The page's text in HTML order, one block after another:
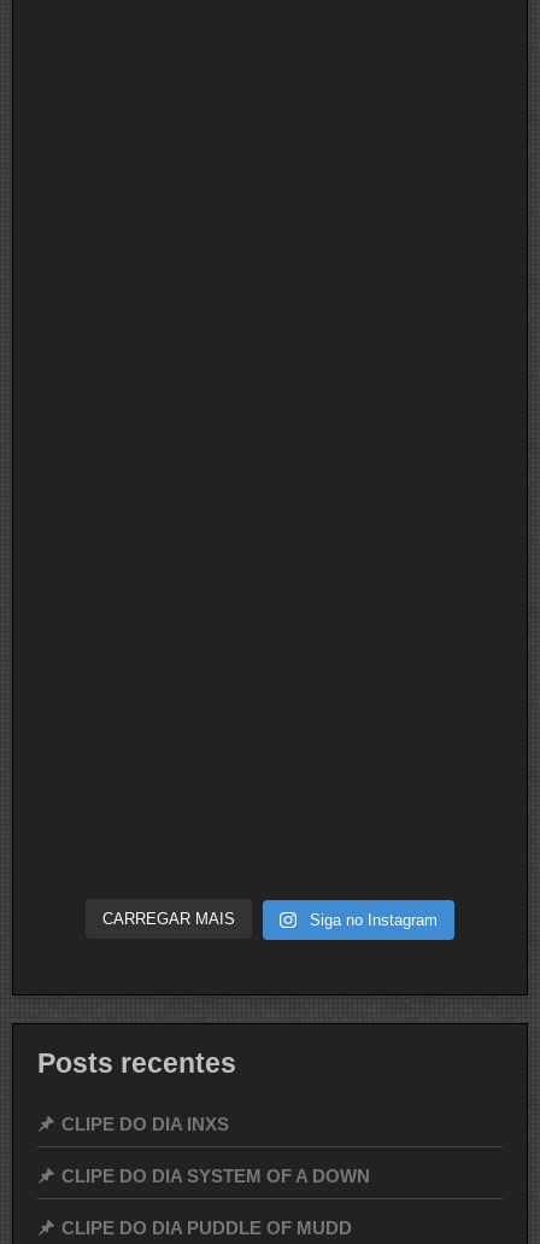
CARREGAR MAIS Siga no Instagram
Posts recentes
CLIPE DO DIA INXS
CLIPE DO DIA SYSTEM OF A DOWN
CLIPE DO DIA PUDDLE OF MUDD